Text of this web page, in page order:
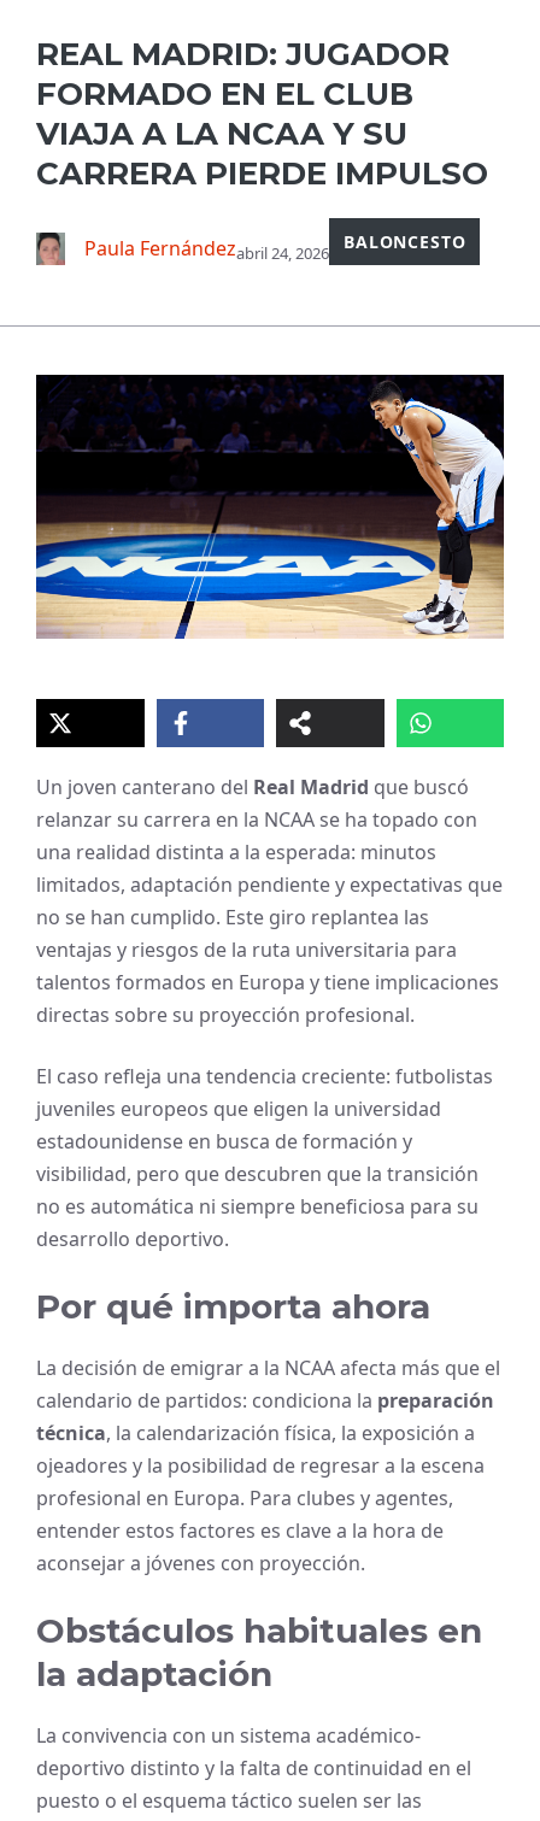
REAL MADRID: JUGADOR
FORMADO EN EL CLUB
VIAJA A LA NCAA Y SU
CARRERA PIERDE IMPULSO
Paula Fernándezabril 24, 2026 BALONCESTO
Un joven canterano del Real Madrid que buscó
relanzar su carrera en la NCAA se ha topado con
una realidad distinta a la esperada: minutos
limitados, adaptación pendiente y expectativas que
no se han cumplido. Este giro replantea las
ventajas y riesgos de la ruta universitaria para
talentos formados en Europa y tiene implicaciones
directas sobre su proyección profesional.
El caso refleja una tendencia creciente: futbolistas
juveniles europeos que eligen la universidad
estadounidense en busca de formación y
visibilidad, pero que descubren que la transición
no es automática ni siempre beneficiosa para su
desarrollo deportivo.
Por qué importa ahora
La decisión de emigrar a la NCAA afecta más que el
calendario de partidos: condiciona la preparación
técnica, la calendarización física, la exposición a
ojeadores y la posibilidad de regresar a la escena
profesional en Europa. Para clubes y agentes,
entender estos factores es clave a la hora de
aconsejar a jóvenes con proyección.
Obstáculos habituales en
la adaptación
La convivencia con un sistema académico-
deportivo distinto y la falta de continuidad en el
puesto o el esquema táctico suelen ser las